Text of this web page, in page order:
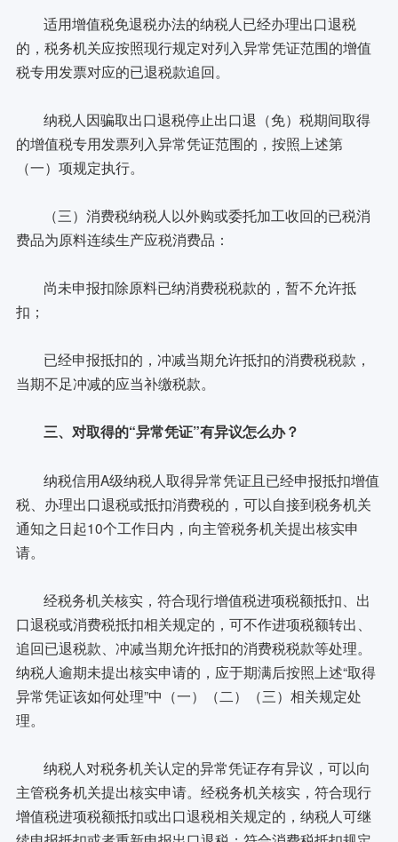
适用增值税免退税办法的纳税人已经办理出口退税
的，税务机关应按照现行规定对列入异常凭证范围的增值
税专用发票对应的已退税款追回。
纳税人因骗取出口退税停止出口退（免）税期间取得
的增值税专用发票列入异常凭证范围的，按照上述第
（一）项规定执行。
（三）消费税纳税人以外购或委托加工收回的已税消
费品为原料连续生产应税消费品：
尚未申报扣除原料已纳消费税税款的，暂不允许抵
扣；
已经申报抵扣的，冲减当期允许抵扣的消费税税款，
当期不足冲减的应当补缴税款。
三、对取得的“异常凭证”有异议怎么办？
纳税信用A级纳税人取得异常凭证且已经申报抵扣增值
税、办理出口退税或抵扣消费税的，可以自接到税务机关
通知之日起10个工作日内，向主管税务机关提出核实申
请。
经税务机关核实，符合现行增值税进项税额抵扣、出
口退税或消费税抵扣相关规定的，可不作进项税额转出、
追回已退税款、冲减当期允许抵扣的消费税税款等处理。
纳税人逾期未提出核实申请的，应于期满后按照上述“取得
异常凭证该如何处理”中（一）（二）（三）相关规定处
理。
纳税人对税务机关认定的异常凭证存有异议，可以向
主管税务机关提出核实申请。经税务机关核实，符合现行
增值税进项税额抵扣或出口退税相关规定的，纳税人可继